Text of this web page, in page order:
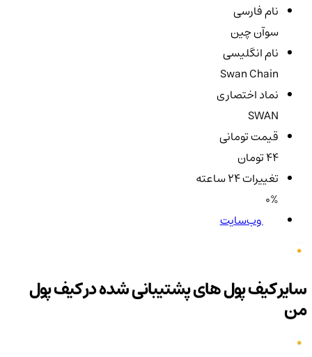
نام فارسی
سوآن چین
نام انگلیسی
Swan Chain
نماد اختصاری
SWAN
قیمت تومانی
44 تومان
تغییرات ۲۴ ساعته
0%
وب‌سایت
سایر کیف پول های پشتیبانی شده در کیف پول
من